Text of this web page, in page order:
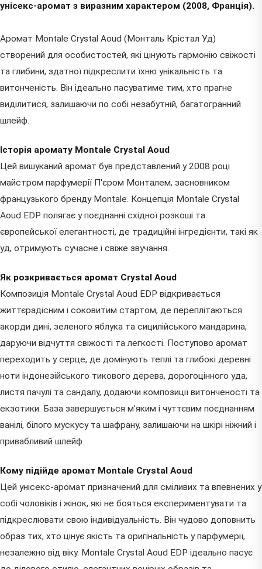
унісекс-аромат з виразним характером (2008, Франція).
Аромат Montale Crystal Aoud (Монталь Крістал Уд)
створений для особистостей, які цінують гармонію свіжості
та глибини, здатної підкреслити їхню унікальність та
витонченість. Він ідеально пасуватиме тим, хто прагне
виділитися, залишаючи по собі незабутній, багатогранний
шлейф.
Історія аромату Montale Crystal Aoud
Цей вишуканий аромат був представлений у 2008 році
майстром парфумерії П'єром Монталем, засновником
французького бренду Montale. Концепція Montale Crystal
Aoud EDP полягає у поєднанні східної розкоші та
європейської елегантності, де традиційні інгредієнти, такі як
уд, отримують сучасне і свіже звучання.
Як розкривається аромат Crystal Aoud
Композиція Montale Crystal Aoud EDP відкривається
життєрадісним і соковитим стартом, де переплітаються
акорди дині, зеленого яблука та сицилійського мандарина,
даруючи відчуття свіжості та легкості. Поступово аромат
переходить у серце, де домінують теплі та глибокі деревні
ноти індонезійського тикового дерева, дорогоцінного уда,
листя пачулі та сандалу, додаючи композиції витонченості та
екзотики. База завершується м'яким і чуттєвим поєднанням
ванілі, білого мускусу та шафрану, залишаючи на шкірі ніжний і
привабливий шлейф.
Кому підійде аромат Montale Crystal Aoud
Цей унісекс-аромат призначений для сміливих та впевнених у
собі чоловіків і жінок, які не бояться експериментувати та
підкреслювати свою індивідуальність. Він чудово доповнить
образ тих, хто цінує якість та оригінальність у парфумерії,
незалежно від віку. Montale Crystal Aoud EDP ідеально пасує